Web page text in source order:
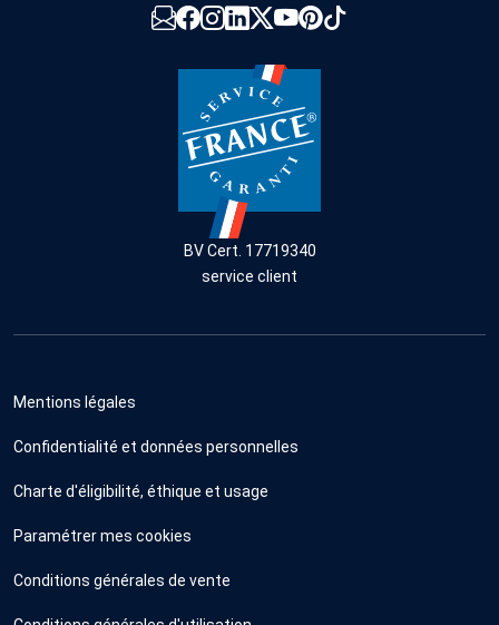
BV Cert. 17719340
service client
Mentions légales
Confidentialité et données personnelles
Charte d'éligibilité, éthique et usage
Paramétrer mes cookies
Conditions générales de vente